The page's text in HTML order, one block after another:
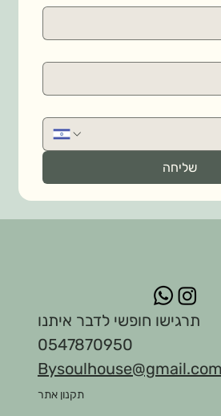
שליחה
תרגישו חופשי לדבר איתנו
0547870950
Bysoulhouse@gmail.com
תקנון אתר